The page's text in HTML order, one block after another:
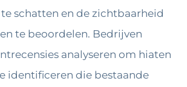
schatten en de zichtbaarheid
te beoordelen. Bedrijven
analyseren om hiaten
identificeren die bestaande